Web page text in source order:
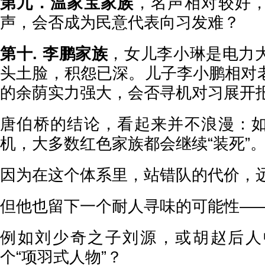
声，会否成为民意代表向习发难？
第十. 李鹏家族 ，女儿李小琳是电力
头土脸，积怨已深。儿子李小鹏相对
的余荫实力强大，会否寻机对习展开
唐伯桥的结论，看起来并不浪漫：
机，大多数红色家族都会继续“装死”
因为在这个体系里，站错队的代价，
但他也留下一个耐人寻味的可能性
例如刘少奇之子刘源，或胡赵后
个“项羽式人物”？